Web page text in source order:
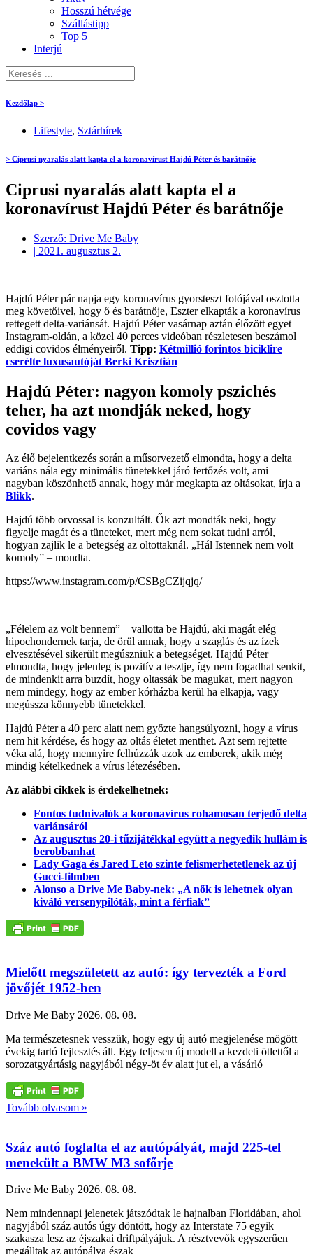
Hosszú hétvége
Szállástipp
Top 5
Interjú
Kezdőlap >
Lifestyle, Sztárhírek
> Ciprusi nyaralás alatt kapta el a koronavírust Hajdú Péter és barátnője
Ciprusi nyaralás alatt kapta el a
koronavírust Hajdú Péter és barátnője
Szerző: Drive Me Baby
| 2021. augusztus 2.
Hajdú Péter pár napja egy koronavírus gyorsteszt fotójával osztotta
meg követőivel, hogy ő és barátnője, Eszter elkapták a koronavírus
rettegett delta-variánsát. Hajdú Péter vasárnap aztán élőzött egyet
Instagram-oldán, a közel 40 perces videóban részletesen beszámol
eddigi covidos élményeiről. Tipp: Kétmillió forintos biciklire
cserélte luxusautóját Berki Krisztián
Hajdú Péter: nagyon komoly pszichés
teher, ha azt mondják neked, hogy
covidos vagy
Az élő bejelentkezés során a műsorvezető elmondta, hogy a delta
variáns nála egy minimális tünetekkel járó fertőzés volt, ami
nagyban köszönhető annak, hogy már megkapta az oltásokat, írja a
Blikk.
Hajdú több orvossal is konzultált. Ők azt mondták neki, hogy
figyelje magát és a tüneteket, mert még nem sokat tudni arról,
hogyan zajlik le a betegség az oltottaknál. „Hál Istennek nem volt
komoly” – mondta.
https://www.instagram.com/p/CSBgCZijqjq/
„Félelem az volt bennem” – vallotta be Hajdú, aki magát elég
hipochondernek tarja, de örül annak, hogy a szaglás és az ízek
elvesztésével sikerült megúszniuk a betegséget. Hajdú Péter
elmondta, hogy jelenleg is pozitív a tesztje, így nem fogadhat senkit,
de mindenkit arra buzdít, hogy oltassák be magukat, mert nagyon
nem mindegy, hogy az ember kórházba kerül ha elkapja, vagy
megússza könnyebb tünetekkel.
Hajdú Péter a 40 perc alatt nem győzte hangsúlyozni, hogy a vírus
nem hit kérdése, és hogy az oltás életet menthet. Azt sem rejtette
véka alá, hogy mennyire felhúzzák azok az emberek, akik még
mindig kételkednek a vírus létezésében.
Az alábbi cikkek is érdekelhetnek:
Fontos tudnivalók a koronavírus rohamosan terjedő delta
variánsáról
Az augusztus 20-i tűzijátékkal együtt a negyedik hullám is
berobbanhat
Lady Gaga és Jared Leto szinte felismerhetetlenek az új
Gucci-filmben
Alonso a Drive Me Baby-nek: „A nők is lehetnek olyan
kiváló versenypilóták, mint a férfiak”
Mielőtt megszületett az autó: így tervezték a Ford
jövőjét 1952-ben
Drive Me Baby 2026. 08. 08.
Ma természetesnek vesszük, hogy egy új autó megjelenése mögött
évekig tartó fejlesztés áll. Egy teljesen új modell a kezdeti ötlettől a
sorozatgyártásig nagyjából négy-öt év alatt jut el, a vásárló
Tovább olvasom »
Száz autó foglalta el az autópályát, majd 225-tel
menekült a BMW M3 sofőrje
Drive Me Baby 2026. 08. 08.
Nem mindennapi jelenetek játszódtak le hajnalban Floridában, ahol
nagyjából száz autós úgy döntött, hogy az Interstate 75 egyik
szakasza lesz az éjszakai driftpályájuk. A résztvevők egyszerűen
megálltak az autópálya észak